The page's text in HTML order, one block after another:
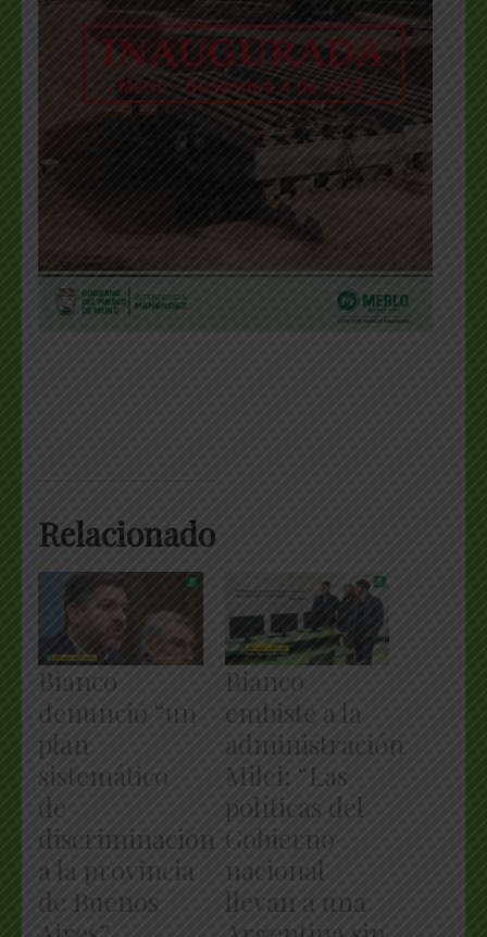
Relacionado
Bianco
denunció “un
plan
sistemático
de
discriminación
a la provincia
de Buenos
Bianco
embiste a la
administración
Milei: “Las
políticas del
Gobierno
nacional
llevan a una